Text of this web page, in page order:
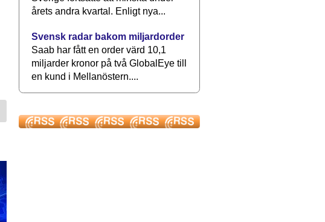
årets andra kvartal. Enligt nya...
Svensk radar bakom miljardorder
Saab har fått en order värd 10,1
miljarder kronor på två GlobalEye till
en kund i Mellanöstern....